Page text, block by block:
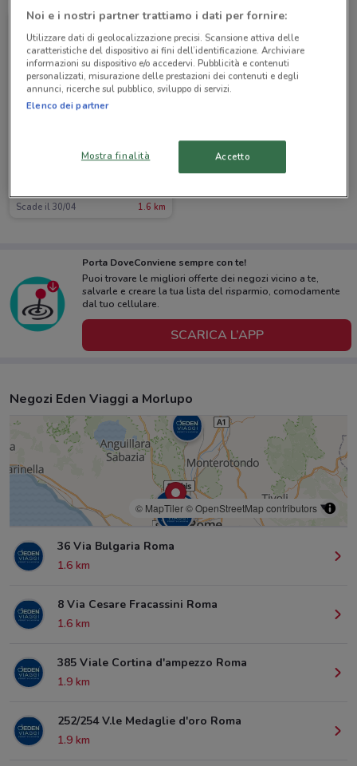
Scade il 30/04 1.6 km
Porta DoveConviene sempre con te!
Puoi trovare le migliori offerte dei negozi vicino a te,
salvarle e creare la tua lista del risparmio, comodamente
dal tuo cellulare.
SCARICA L’APP
Negozi Eden Viaggi a Morlupo
© MapTiler© OpenStreetMap contributors
36 Via Bulgaria Roma
1.6 km
8 Via Cesare Fracassini Roma
1.6 km
385 Viale Cortina d'ampezzo Roma
1.9 km
252/254 V.le Medaglie d'oro Roma
1.9 km
Noi e i nostri partner trattiamo i dati per fornire:
Utilizzare dati di geolocalizzazione precisi. Scansione attiva delle
caratteristiche del dispositivo ai fini dell’identificazione. Archiviare
informazioni su dispositivo e/o accedervi. Pubblicità e contenuti
personalizzati, misurazione delle prestazioni dei contenuti e degli
annunci, ricerche sul pubblico, sviluppo di servizi.
Elenco dei partner
Mostra finalità Accetto